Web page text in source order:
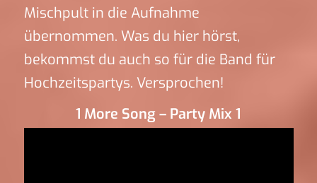
Mischpult in die Aufnahme
übernommen. Was du hier hörst,
bekommst du auch so für die Band für
Hochzeitspartys. Versprochen!
1 More Song – Party Mix 1